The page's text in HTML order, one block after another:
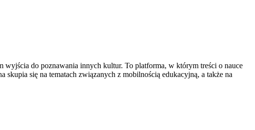
do poznawania innych kultur. To platforma, w którym treści o nauce
skupia się na tematach związanych z mobilnością edukacyjną, a także na